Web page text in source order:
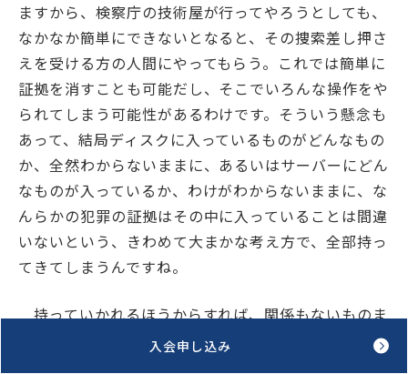
ますから、検察庁の技術屋が行ってやろうとしても、
なかなか簡単にできないとなると、その捜索差し押さ
えを受ける方の人間にやってもらう。これでは簡単に
証拠を消すことも可能だし、そこでいろんな操作をや
られてしまう可能性があるわけです。そういう懸念も
あって、結局ディスクに入っているものがどんなもの
か、全然わからないままに、あるいはサーバーにどん
なものが入っているか、わけがわからないままに、な
んらかの犯罪の証拠はその中に入っていることは間違
いないという、きわめて大まかな考え方で、全部持っ
てきてしまうんですね。
持っていかれるほうからすれば、関係もないものま
で持っていかれたということであれば、準抗告と言い
入会申し込み